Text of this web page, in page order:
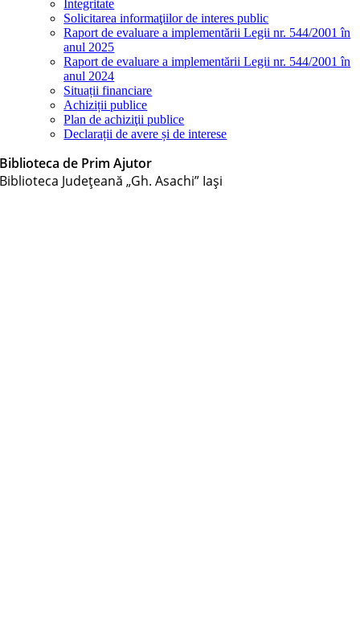
Integritate
Solicitarea informaţiilor de interes public
Raport de evaluare a implementării Legii nr. 544/2001 în
anul 2025
Raport de evaluare a implementării Legii nr. 544/2001 în
anul 2024
Situații financiare
Achiziții publice
Plan de achiziţii publice
Declarații de avere și de interese
Biblioteca de Prim Ajutor
Biblioteca Judeţeană „Gh. Asachi” Iaşi